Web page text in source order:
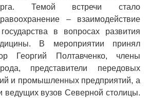
Темой встречи стало
– взаимодействие
в вопросах развития
В мероприятии принял
Георгий Полтавченко, члены
представители передовых
и промышленных предприятий, а
ведущих вузов Северной столицы.